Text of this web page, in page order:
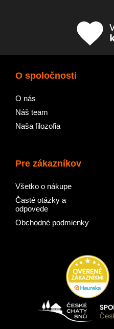
O spoločnosti
O nás
Náš team
Naša filozofia
Pre zákazníkov
Všetko o nákupe
Časté otázky a
odpovede
Obchodné podmienky